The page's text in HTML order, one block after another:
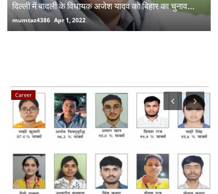
दिल्ली में बादली के विधायक अजेश यादव को बिहार का चुनाव...
mumtaz4386 Apr 1, 2022
Career